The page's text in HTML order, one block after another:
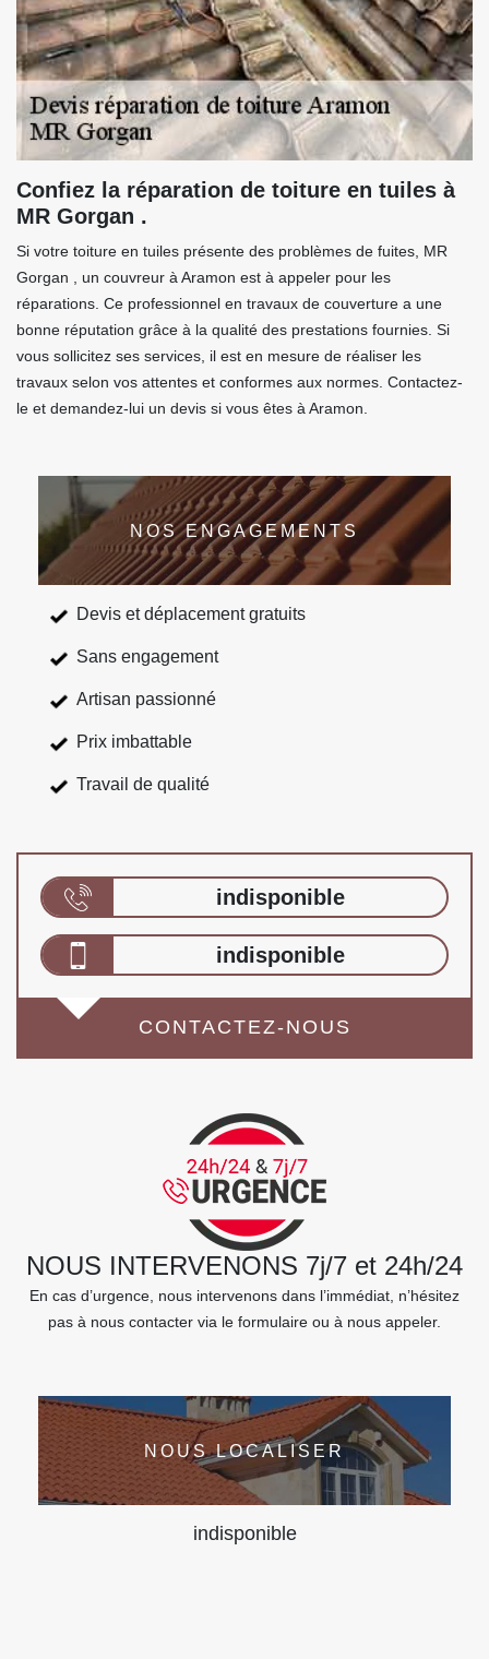
Confiez la réparation de toiture en tuiles à
MR Gorgan .
Si votre toiture en tuiles présente des problèmes de fuites, MR
Gorgan , un couvreur à Aramon est à appeler pour les
réparations. Ce professionnel en travaux de couverture a une
bonne réputation grâce à la qualité des prestations fournies. Si
vous sollicitez ses services, il est en mesure de réaliser les
travaux selon vos attentes et conformes aux normes. Contactez-
le et demandez-lui un devis si vous êtes à Aramon.
NOS ENGAGEMENTS
Devis et déplacement gratuits
Sans engagement
Artisan passionné
Prix imbattable
Travail de qualité
indisponible
indisponible
CONTACTEZ-NOUS
NOUS INTERVENONS 7j/7 et 24h/24
En cas d’urgence, nous intervenons dans l’immédiat, n’hésitez
pas à nous contacter via le formulaire ou à nous appeler.
NOUS LOCALISER
indisponible